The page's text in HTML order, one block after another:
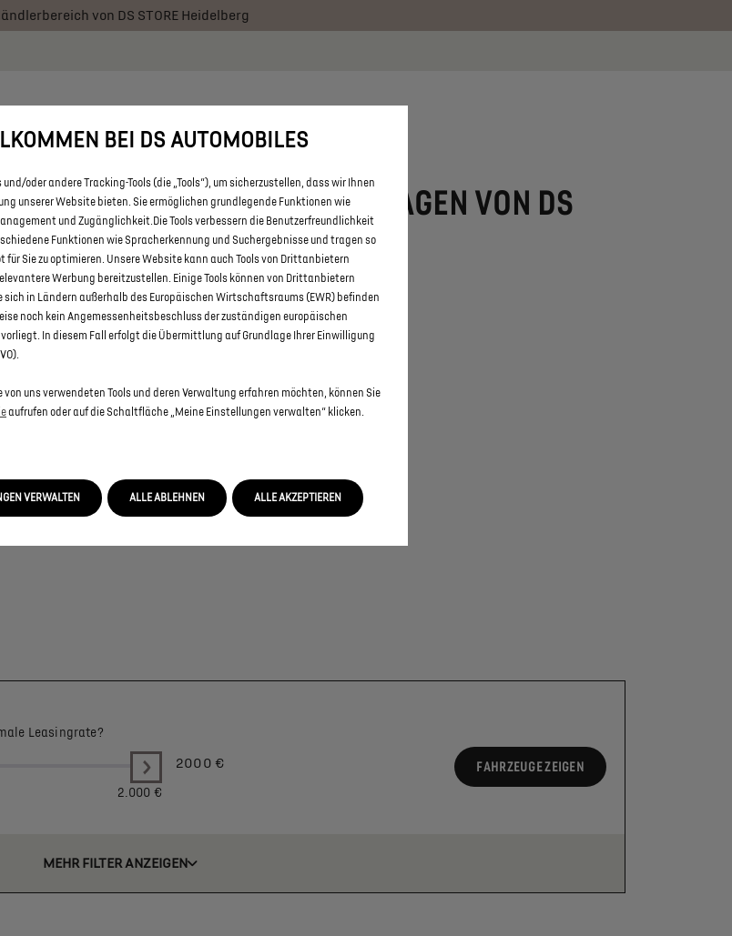
von DS STORE Heidelberg
UND DS 3 CROSSBACK NEUWAGEN VON DS
HEIDELBERG
Leasingrate?
2.000 €
2000 € FAHRZEUGE ZEIGEN
MEHR FILTER ANZEIGEN
BEI DS AUTOMOBILES
oder andere Tracking-Tools (die „Tools“), um sicherzustellen, dass wir Ihnen
unserer Website bieten. Sie ermöglichen grundlegende Funktionen wie
und Zugänglichkeit.Die Tools verbessern die Benutzerfreundlichkeit
Funktionen wie Spracherkennung und Suchergebnisse und tragen so
für Sie zu optimieren. Unsere Website kann auch Tools von Drittanbietern
Werbung bereitzustellen. Einige Tools können von Drittanbietern
in Ländern außerhalb des Europäischen Wirtschaftsraums (EWR) befinden
noch kein Angemessenheitsbeschluss der zuständigen europäischen
In diesem Fall erfolgt die Übermittlung auf Grundlage Ihrer Einwilligung
von uns verwendeten Tools und deren Verwaltung erfahren möchten, können Sie
aufrufen oder auf die Schaltfläche „Meine Einstellungen verwalten“ klicken.
VERWALTEN ALLE AKZEPTIEREN
ALLE ABLEHNEN